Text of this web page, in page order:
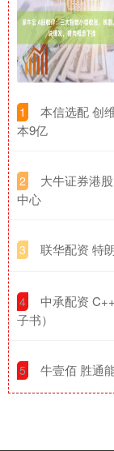
1
本信选配 创
本9亿
2
大牛证券港
中心
3 联华配资 特
4
中承配资
子书）
5 牛壹佰 胜通